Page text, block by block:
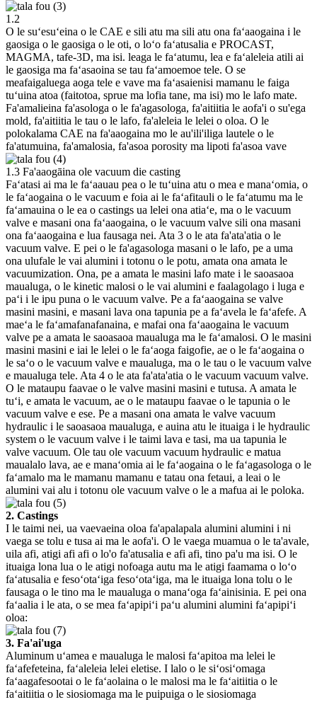
1.2
O le suʻesuʻeina o le CAE e sili atu ma sili atu ona faʻaaogaina i le
gaosiga o le gaosiga o le oti, o loʻo faʻatusalia e PROCAST,
MAGMA, tafe-3D, ma isi. leaga le faʻatumu, lea e faʻaleleia atili ai
le gaosiga ma faʻasaoina se tau faʻamoemoe tele. O se
meafaigaluega aoga tele e vave ma faʻasaienisi mamanu le faiga
tuʻuina atoa (faitotoa, sprue ma lofia tane, ma isi) mo le lafo mate.
Fa'amalieina fa'asologa o le fa'agasologa, fa'aitiitia le aofa'i o su'ega
mold, fa'aitiitia le tau o le lafo, fa'aleleia le lelei o oloa. O le
polokalama CAE na fa'aaogaina mo le au'ili'iliga lautele o le
fa'atumuina, fa'amalosia, fa'asoa porosity ma lipoti fa'asoa vave
1.3 Fa'aaogāina ole vacuum die casting
Faʻatasi ai ma le faʻaauau pea o le tuʻuina atu o mea e manaʻomia, o
le faʻaogaina o le vacuum e foia ai le faʻafitauli o le faʻatumu ma le
faʻamauina o le ea o castings ua lelei ona atiaʻe, ma o le vacuum
valve e masani ona faʻaaogaina, o le vacuum valve sili ona masani
ona faʻaaogaina e lua fausaga nei. Ata 3 o le ata fa'ata'atia o le
vacuum valve. E pei o le fa'agasologa masani o le lafo, pe a uma
ona ulufale le vai alumini i totonu o le potu, amata ona amata le
vacuumization. Ona, pe a amata le masini lafo mate i le saoasaoa
maualuga, o le kinetic malosi o le vai alumini e faalagolago i luga e
paʻi i le ipu puna o le vacuum valve. Pe a faʻaaogaina se valve
masini masini, e masani lava ona tapunia pe a faʻavela le faʻafefe. A
maeʻa le faʻamafanafanaina, e mafai ona faʻaaogaina le vacuum
valve pe a amata le saoasaoa maualuga ma le faʻamalosi. O le masini
masini masini e iai le lelei o le faʻaoga faigofie, ae o le faʻaogaina o
le saʻo o le vacuum valve e maualuga, ma o le tau o le vacuum valve
e maualuga tele. Ata 4 o le ata fa'ata'atia o le vacuum vacuum valve.
O le mataupu faavae o le valve masini masini e tutusa. A amata le
tuʻi, e amata le vacuum, ae o le mataupu faavae o le tapunia o le
vacuum valve e ese. Pe a masani ona amata le valve vacuum
hydraulic i le saoasaoa maualuga, e auina atu le ituaiga i le hydraulic
system o le vacuum valve i le taimi lava e tasi, ma ua tapunia le
valve vacuum. Ole tau ole vacuum vacuum hydraulic e matua
maualalo lava, ae e manaʻomia ai le faʻaogaina o le faʻagasologa o le
faʻamalo ma le mamanu mamanu e tatau ona fetaui, a leai o le
alumini vai alu i totonu ole vacuum valve o le a mafua ai le poloka.
2. Castings
I le taimi nei, ua vaevaeina oloa fa'apalapala alumini alumini i ni
vaega se tolu e tusa ai ma le aofa'i. O le vaega muamua o le ta'avale,
uila afi, atigi afi afi o lo'o fa'atusalia e afi afi, tino pa'u ma isi. O le
ituaiga lona lua o le atigi nofoaga autu ma le atigi faamama o loʻo
faʻatusalia e fesoʻotaʻiga fesoʻotaʻiga, ma le ituaiga lona tolu o le
fausaga o le tino ma le maualuga o manaʻoga faʻainisinia. E pei ona
faʻaalia i le ata, o se mea faʻapipiʻi paʻu alumini alumini faʻapipiʻi
oloa:
3. Fa'ai'uga
Aluminum uʻamea e maualuga le malosi faʻapitoa ma lelei le
faʻafefeteina, faʻaleleia lelei eletise. I lalo o le siʻosiʻomaga
faʻaagafesootai o le faʻaolaina o le malosi ma le faʻaitiitia o le
faʻaitiitia o le siosiomaga ma le puipuiga o le siosiomaga